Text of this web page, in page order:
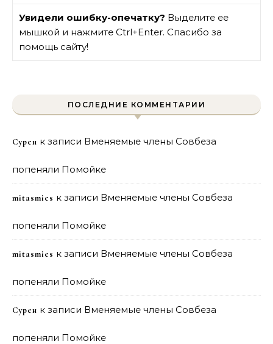
Увидели ошибку-опечатку? Выделите ее
мышкой и нажмите Ctrl+Enter. Спасибо за
помощь сайту!
ПОСЛЕДНИЕ КОММЕНТАРИИ
Сурен к записи Вменяемые члены Совбеза
попеняли Помойке
mitasmies к записи Вменяемые члены Совбеза
попеняли Помойке
mitasmies к записи Вменяемые члены Совбеза
попеняли Помойке
Сурен к записи Вменяемые члены Совбеза
попеняли Помойке